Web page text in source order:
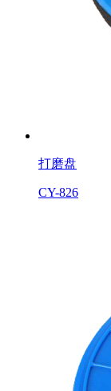
打磨盘
CY-826